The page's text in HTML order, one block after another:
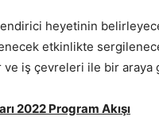
heyetinin
etkinlikte
ve iş çevreleri ile bir
2022 Program Akışı